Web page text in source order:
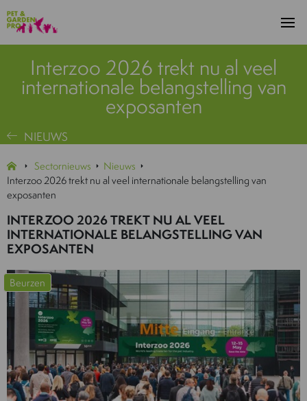
Interzoo 2026 trekt nu al veel
internationale belangstelling van
exposanten
NIEUWS
Sectornieuws
Nieuws
Interzoo 2026 trekt nu al veel internationale belangstelling van
exposanten
INTERZOO 2026 TREKT NU AL VEEL
INTERNATIONALE BELANGSTELLING VAN
EXPOSANTEN
Beurzen